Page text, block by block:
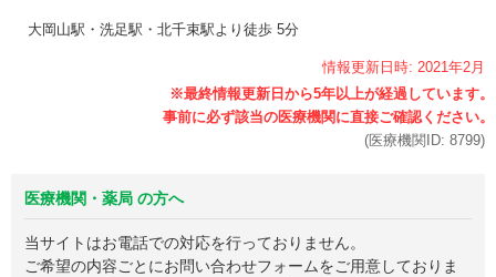
大岡山駅・洗足駅・北千束駅より徒歩 5分
情報更新日時: 2021年2月
(医療機関ID: 8799)
医療機関・薬局 の方へ
当サイトはお電話での対応を行っておりません。
ご希望の内容ごとにお問い合わせフォームをご用意しておりま